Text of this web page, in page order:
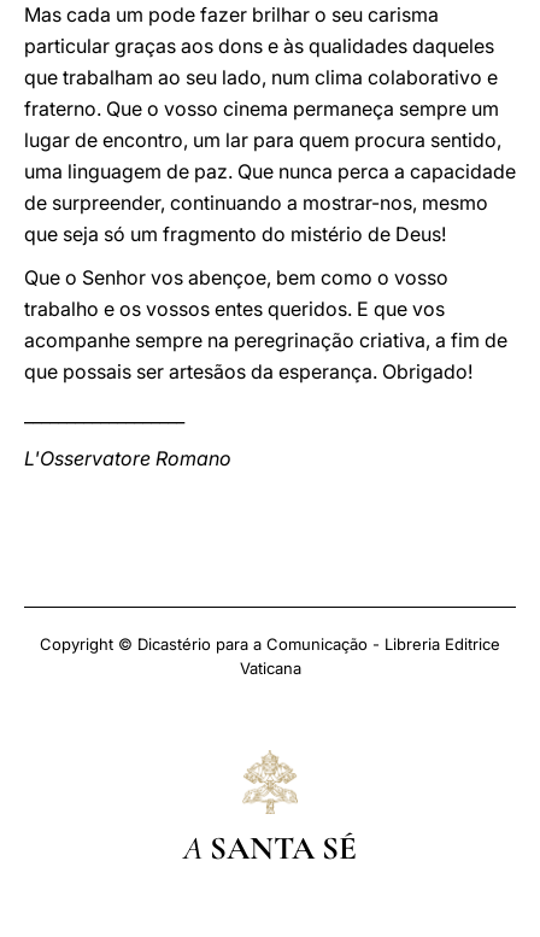
Mas cada um pode fazer brilhar o seu carisma
particular graças aos dons e às qualidades daqueles
que trabalham ao seu lado, num clima colaborativo e
fraterno. Que o vosso cinema permaneça sempre um
lugar de encontro, um lar para quem procura sentido,
uma linguagem de paz. Que nunca perca a capacidade
de surpreender, continuando a mostrar-nos, mesmo
que seja só um fragmento do mistério de Deus!
Que o Senhor vos abençoe, bem como o vosso
trabalho e os vossos entes queridos. E que vos
acompanhe sempre na peregrinação criativa, a fim de
que possais ser artesãos da esperança. Obrigado!
L'Osservatore Romano
Copyright © Dicastério para a Comunicação - Libreria Editrice
Vaticana
A SANTA SÉ